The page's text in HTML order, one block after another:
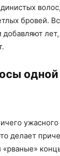
бровей.
делает
«рваные»